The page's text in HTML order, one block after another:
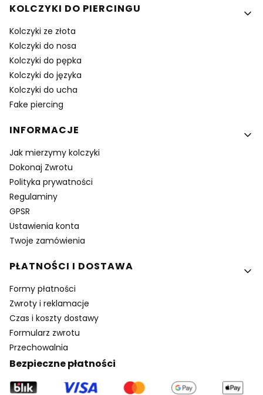
KOLCZYKI DO PIERCINGU
Kolczyki ze złota
Kolczyki do nosa
Kolczyki do pępka
Kolczyki do języka
Kolczyki do ucha
Fake piercing
INFORMACJE
Jak mierzymy kolczyki
Dokonaj Zwrotu
Polityka prywatności
Regulaminy
GPSR
Ustawienia konta
Twoje zamówienia
PŁATNOŚCI I DOSTAWA
Formy płatności
Zwroty i reklamacje
Czas i koszty dostawy
Formularz zwrotu
Przechowalnia
Bezpieczne płatności